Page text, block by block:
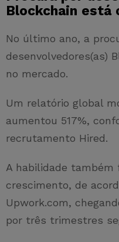
Blockchain está
No último ano, a
desenvolvedores(as)
no mercado.
Um relatório global
aumentou 517%,
recrutamento Hired.
A habilidade também
crescimento, de
Upwork.com,
por três trimestres